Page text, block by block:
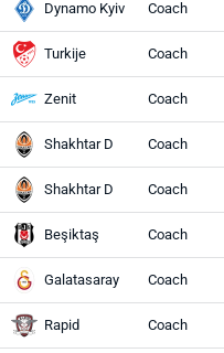
Dynamo Kyiv Coach
Turkije Coach
Zenit Coach
Shakhtar D Coach
Shakhtar D Coach
Beşiktaş Coach
Galatasaray Coach
Rapid Coach